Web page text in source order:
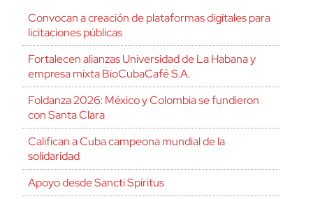
Convocan a creación de plataformas digitales para
licitaciones públicas
Fortalecen alianzas Universidad de La Habana y
empresa mixta BioCubaCafé S.A.
Foldanza 2026: México y Colombia se fundieron
con Santa Clara
Califican a Cuba campeona mundial de la
solidaridad
Apoyo desde Sancti Spíritus